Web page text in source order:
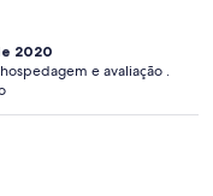
2020
e avaliação .